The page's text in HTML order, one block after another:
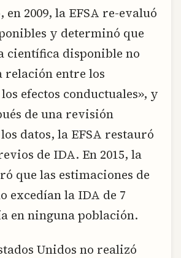
en 2009, la EFSA re-evaluó
y determinó que
científica disponible no
relación entre los
efectos conductuales», y
de una revisión
datos, la EFSA restauró
de IDA. En 2015, la
que las estimaciones de
excedían la IDA de 7
en ninguna población.
Unidos no realizó